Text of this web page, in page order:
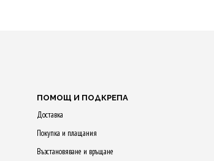
ПОМОЩ И ПОДКРЕПА
Доставка
Покупка и плащания
Възстановяване и връщане